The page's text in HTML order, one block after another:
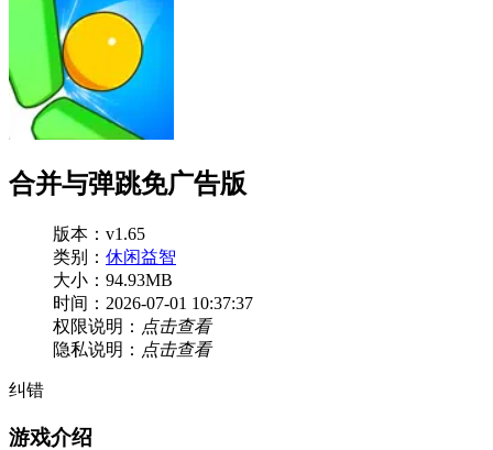
合并与弹跳免广告版
版本：v1.65
类别： 休闲益智
大小：94.93MB
时间：2026-07-01 10:37:37
权限说明： 点击查看
隐私说明： 点击查看
纠错
游戏介绍